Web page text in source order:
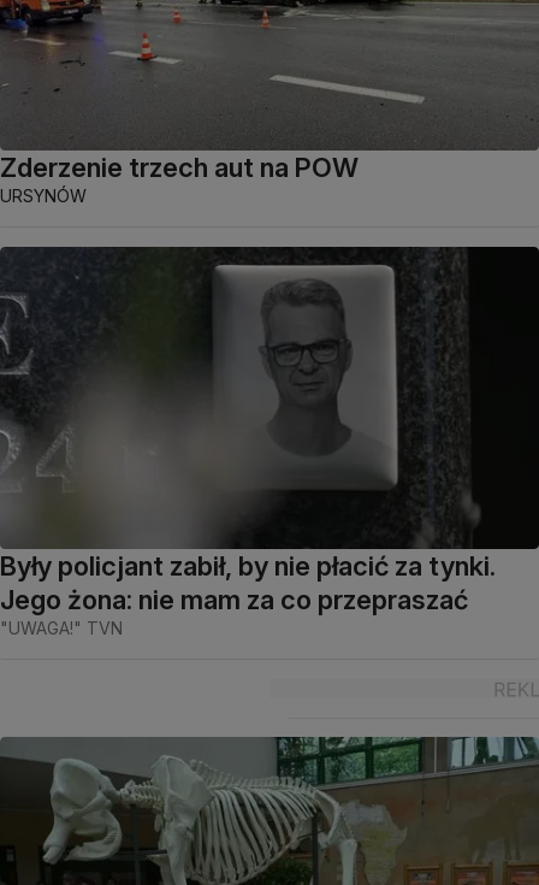
Zderzenie trzech aut na POW
URSYNÓW
Były policjant zabił, by nie płacić za tynki.
Jego żona: nie mam za co przepraszać
"UWAGA!" TVN